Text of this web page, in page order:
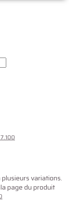
plusieurs variations.
page du produit